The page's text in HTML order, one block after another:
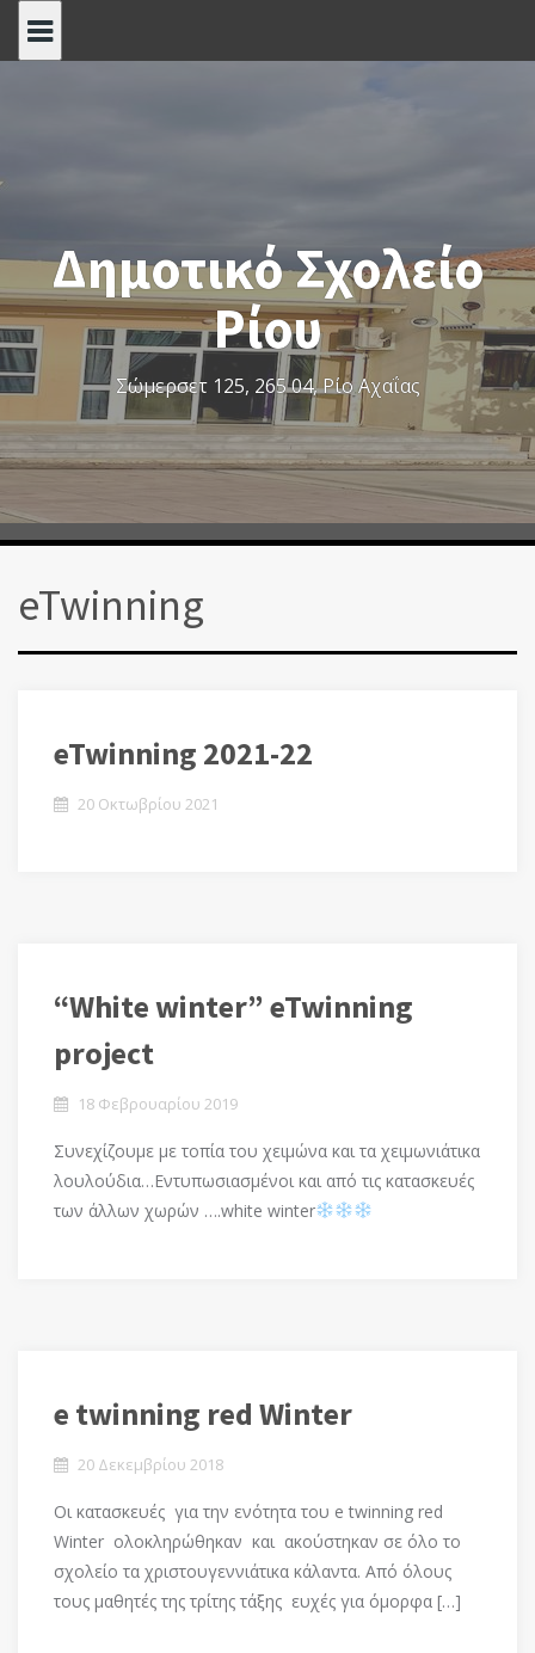
n
e
n
t
Δημοτικό Σχολείο
Ρίου
Σώμερσετ 125, 265 04, Ρίο Αχαΐας
eTwinning
eTwinning 2021-22
20 Οκτωβρίου 2021
“White winter” eTwinning
project
18 Φεβρουαρίου 2019
Συνεχίζουμε με τοπία του χειμώνα και τα χειμωνιάτικα
λουλούδια…Εντυπωσιασμένοι και από τις κατασκευές
των άλλων χωρών ….white winter
e twinning red Winter
20 Δεκεμβρίου 2018
Οι κατασκευές για την ενότητα του e twinning red
Winter ολοκληρώθηκαν και ακούστηκαν σε όλο το
σχολείο τα χριστουγεννιάτικα κάλαντα. Από όλους
τους μαθητές της τρίτης τάξης ευχές για όμορφα […]